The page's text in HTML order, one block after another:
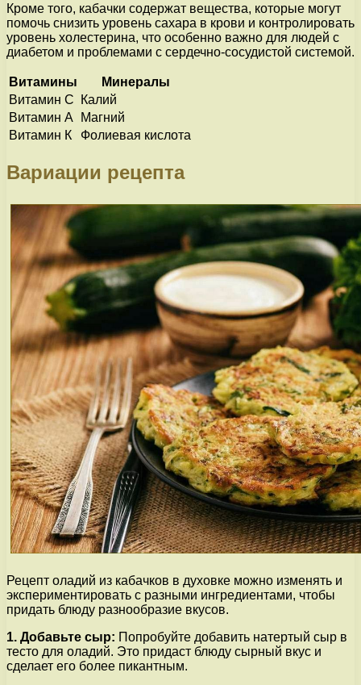
Кроме того, кабачки содержат вещества, которые могут
помочь снизить уровень сахара в крови и контролировать
уровень холестерина, что особенно важно для людей с
диабетом и проблемами с сердечно-сосудистой системой.
Витамины
Минералы
Витамин С
Калий
Витамин А
Магний
Витамин К
Фолиевая кислота
Вариации рецепта
Рецепт оладий из кабачков в духовке можно изменять и
экспериментировать с разными ингредиентами, чтобы
придать блюду разнообразие вкусов.
1. Добавьте сыр: Попробуйте добавить натертый сыр в
тесто для оладий. Это придаст блюду сырный вкус и
сделает его более пикантным.